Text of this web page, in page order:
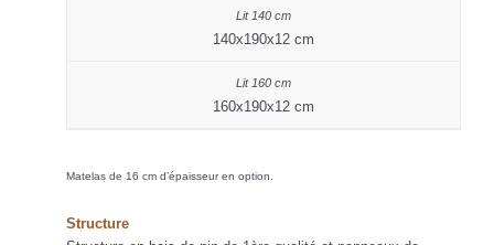
140x190x12 cm
160x190x12 cm
Matelas de 16 cm d’épaisseur en option.
Structure